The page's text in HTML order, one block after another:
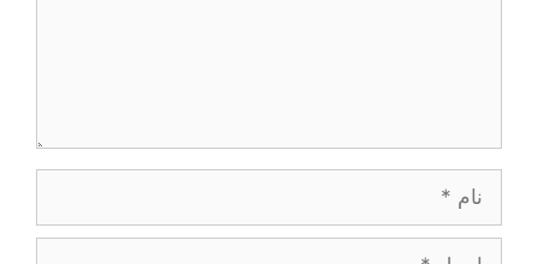
ایمیل